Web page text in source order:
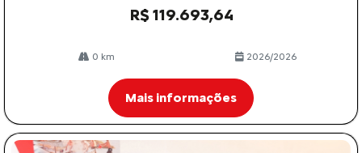
R$ 119.693,64
0 km 2026/2026
Mais informações